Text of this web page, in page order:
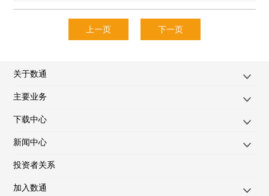
上一页 下一页
关于数通
主要业务
下载中心
新闻中心
投资者关系
加入数通